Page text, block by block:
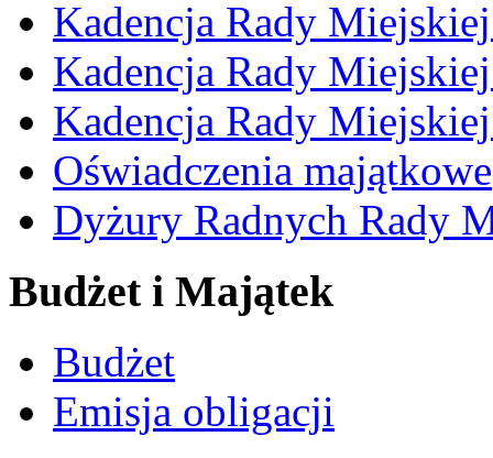
Kadencja Rady
Kadencja Rady
Kadencja Rady
Oświadczenia majątkowe
Dyżury Radnych Rady
Budżet i Majątek
Budżet
Emisja obligacji